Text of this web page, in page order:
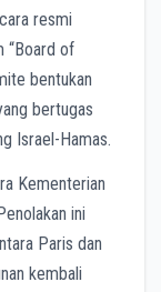
resmi
“Board of
bentukan
bertugas
Israel-Hamas.
Kementerian
ini
Paris dan
kembali